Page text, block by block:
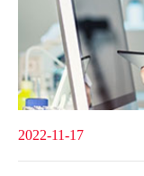
2022-11-17